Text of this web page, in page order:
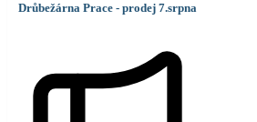
Drůbežárna Prace - prodej 7.srpna